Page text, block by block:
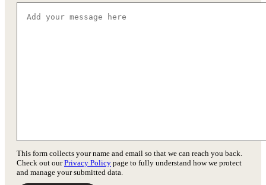
This form collects your name and email so that we can reach you back.
Check out ourPrivacy Policy page to fully understand how we protect
and manage your submitted data.